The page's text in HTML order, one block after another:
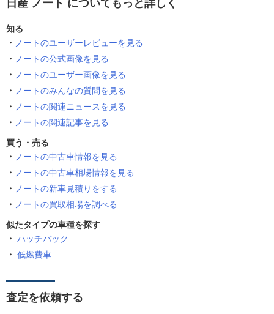
日産 ノート についてもっと詳しく
知る
ノートのユーザーレビューを見る
ノートの公式画像を見る
ノートのユーザー画像を見る
ノートのみんなの質問を見る
ノートの関連ニュースを見る
ノートの関連記事を見る
買う・売る
ノートの中古車情報を見る
ノートの中古車相場情報を見る
ノートの新車見積りをする
ノートの買取相場を調べる
似たタイプの車種を探す
ハッチバック
低燃費車
査定を依頼する